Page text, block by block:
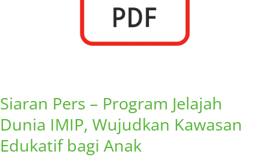
Siaran Pers – Program Jelajah
Dunia IMIP, Wujudkan Kawasan
Edukatif bagi Anak